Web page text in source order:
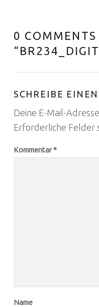
0 COMMENTS
“
SCHREIBE
Deine E-Mail-
Erforderliche Felder
Kommentar*
Name